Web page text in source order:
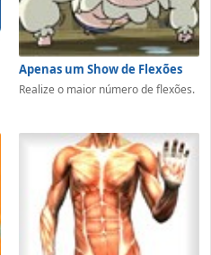
Apenas um Show de Flexões
Realize o maior número de flexões.